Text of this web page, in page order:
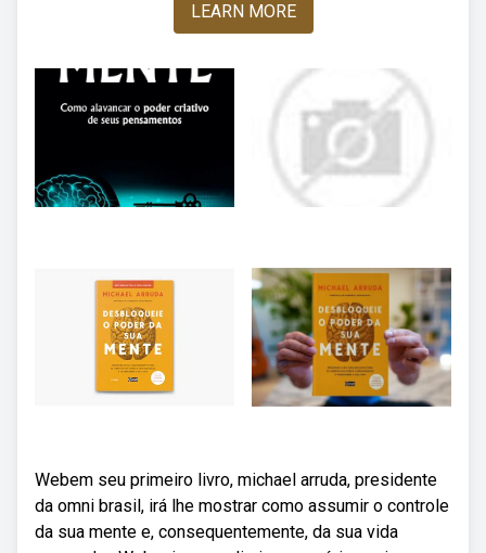
LEARN MORE
Webem seu primeiro livro, michael arruda, presidente
da omni brasil, irá lhe mostrar como assumir o controle
da sua mente e, consequentemente, da sua vida